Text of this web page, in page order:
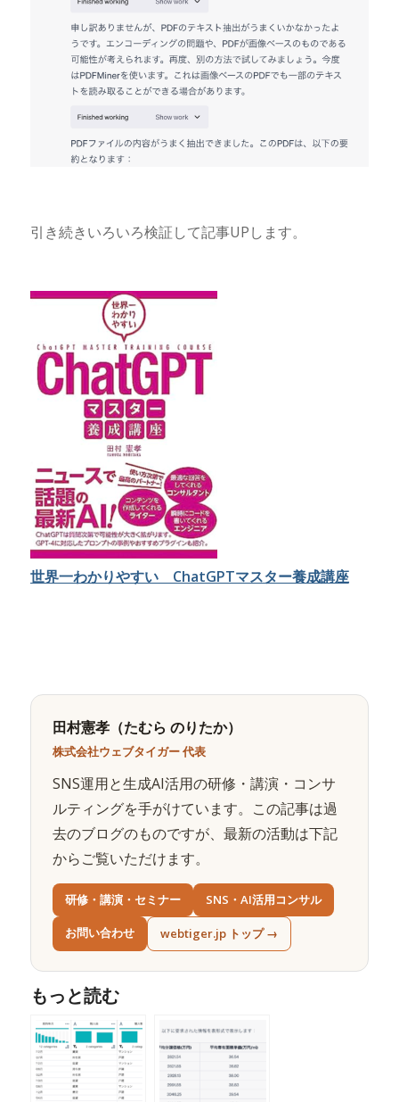
引き続きいろいろ検証して記事UPします。
世界一わかりやすい ChatGPTマスター養成講座
田村憲孝（たむら のりたか）
株式会社ウェブタイガー 代表
SNS運用と生成AI活用の研修・講演・コンサ
ルティングを手がけています。この記事は過
去のブログのものですが、最新の活動は下記
からご覧いただけます。
研修・講演・セミナー SNS・AI活用コンサル
お問い合わせ webtiger.jp トップ →
もっと読む